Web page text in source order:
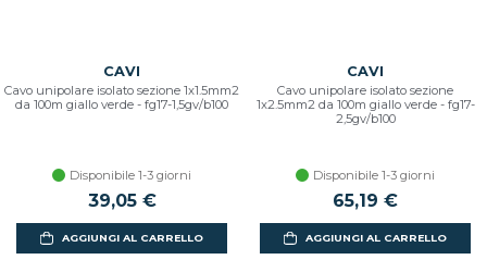
CAVI
Cavo unipolare isolato sezione 1x1.5mm2
da 100m giallo verde - fg17-1,5gv/b100
Disponibile 1-3 giorni
39,05 €
AGGIUNGI AL CARRELLO
CAVI
Cavo unipolare isolato sezione
1x2.5mm2 da 100m giallo verde - fg17-
2,5gv/b100
Disponibile 1-3 giorni
65,19 €
AGGIUNGI AL CARRELLO